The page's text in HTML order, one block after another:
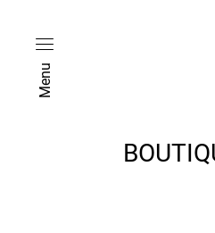
Menu